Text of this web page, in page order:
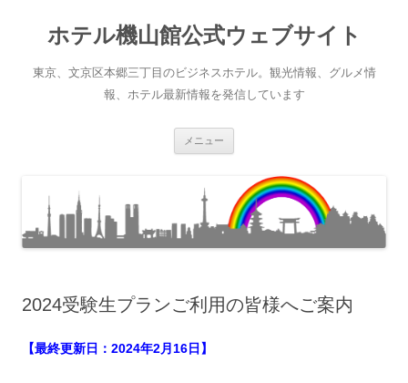
ホテル機山館公式ウェブサイト
東京、文京区本郷三丁目のビジネスホテル。観光情報、グルメ情
報、ホテル最新情報を発信しています
メニュー
へ
ス
キ
プ
2024受験生プランご利用の皆様へご案内
【最終更新日：2024年2月16日】